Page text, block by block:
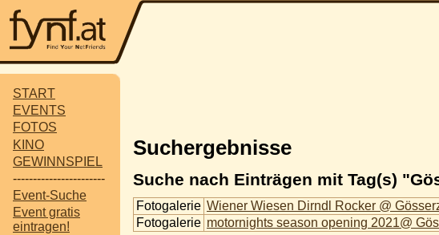
START
EVENTS
FOTOS
KINO
GEWINNSPIEL
-----------------------
Event-Suche
Event gratis
eintragen!
Suchergebnisse
Suche nach Einträgen mit Tag(s)
Fotogalerie Wiener Wiesen Dirndl Rocker @
Fotogalerie motornights season opening 2021@